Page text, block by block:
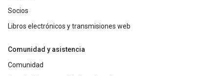
Socios
Libros electrónicos y transmisiones web
Comunidad y asistencia
Comunidad